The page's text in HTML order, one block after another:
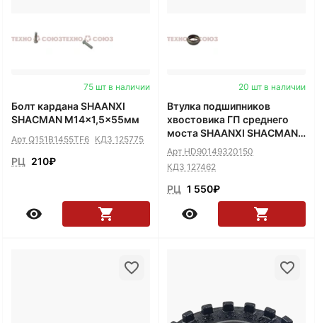
75 шт в наличии
Болт кардана SHAANXI
SHACMAN M14x1,5x55мм
Арт Q151B1455TF6 КДЗ 125775
РЦ 210₽
20 шт в наличии
Втулка подшипников
хвостовика ГП среднего
моста SHAANXI SHACMAN
распорная
Арт HD90149320150
КДЗ 127462
РЦ 1 550₽